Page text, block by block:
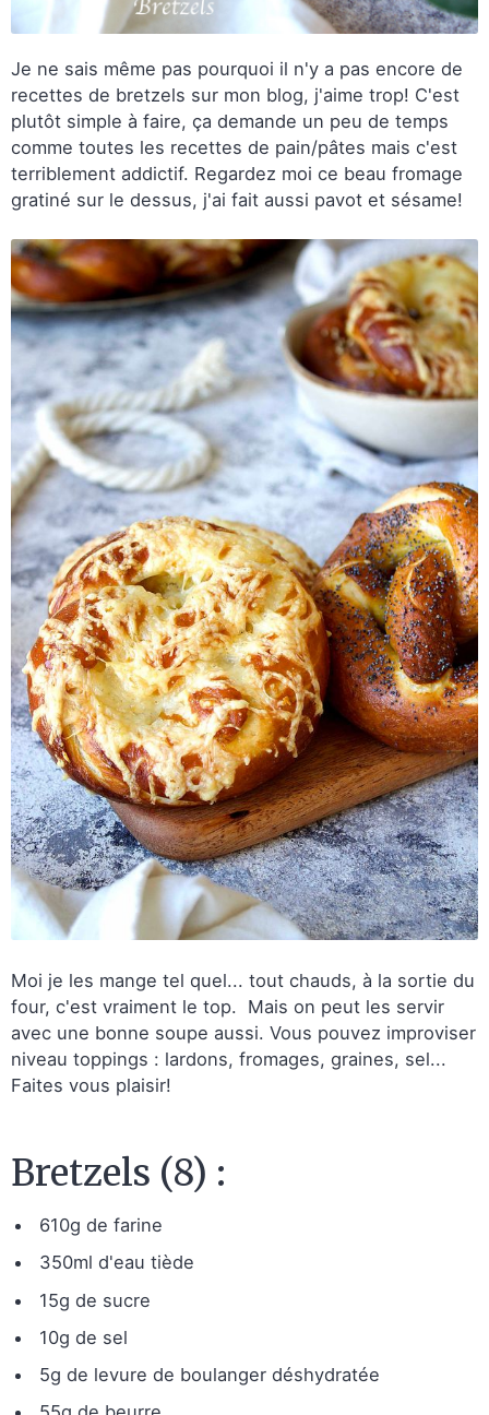
Je ne sais même pas pourquoi il n'y a pas encore de
recettes de bretzels sur mon blog, j'aime trop! C'est
plutôt simple à faire, ça demande un peu de temps
comme toutes les recettes de pain/pâtes mais c'est
terriblement addictif. Regardez moi ce beau fromage
gratiné sur le dessus, j'ai fait aussi pavot et sésame!
Moi je les mange tel quel... tout chauds, à la sortie du
four, c'est vraiment le top. Mais on peut les servir
avec une bonne soupe aussi. Vous pouvez improviser
niveau toppings : lardons, fromages, graines, sel...
Faites vous plaisir!
Bretzels (8) :
610g de farine
350ml d'eau tiède
15g de sucre
10g de sel
5g de levure de boulanger déshydratée